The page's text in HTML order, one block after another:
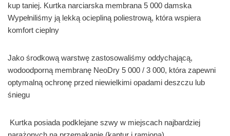
kup taniej. Kurtka narciarska membrana 5 000 damska
Wypełniliśmy ją lekką ociepliną poliestrową, która wspiera
komfort cieplny
Jako środkową warstwę zastosowaliśmy oddychającą,
wodoodporną membranę NeoDry 5 000 / 3 000, która zapewni
optymalną ochronę przed niewielkimi opadami deszczu lub
śniegu
Kurtka posiada podklejane szwy w miejscach najbardziej